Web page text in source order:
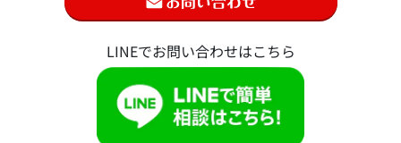
LINEでお問い合わせはこちら